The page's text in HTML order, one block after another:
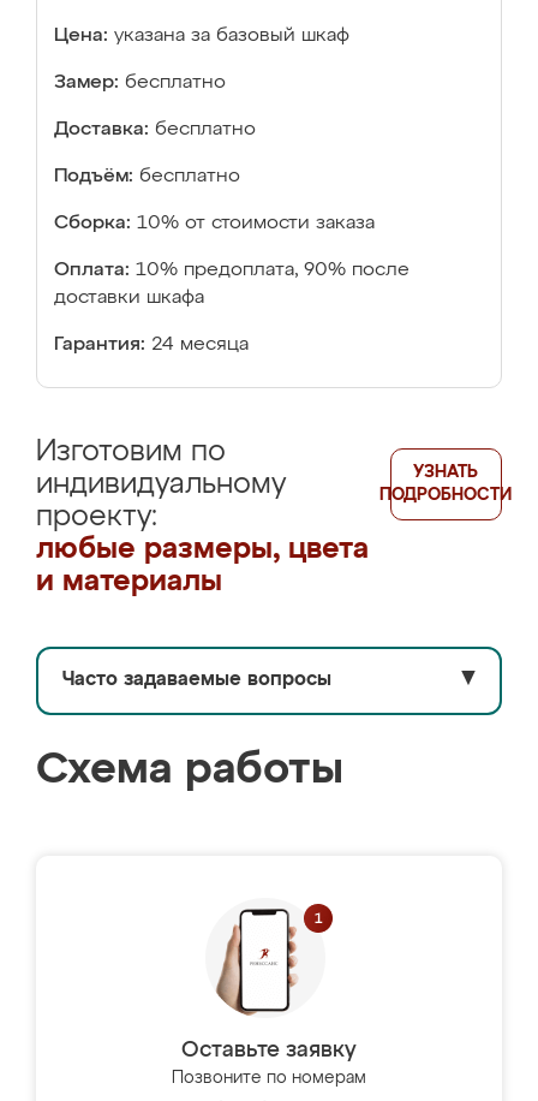
Цена: указана за базовый шкаф
Замер: бесплатно
Доставка: бесплатно
Подъём: бесплатно
Сборка: 10% от стоимости заказа
Оплата: 10% предоплата, 90% после
доставки шкафа
Гарантия: 24 месяца
Изготовим по
индивидуальному
проекту:
любые размеры, цвета
и материалы
УЗНАТЬ
ПОДРОБНОСТИ
Часто задаваемые вопросы ▼
Схема работы
Оставьте заявку
Позвоните по номерам